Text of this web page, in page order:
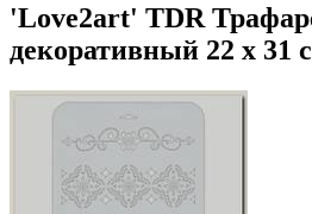
'Love2art' TDR
декоративный 22 x 31